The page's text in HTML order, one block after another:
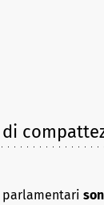
parlamentari